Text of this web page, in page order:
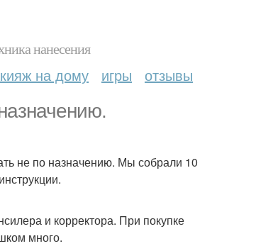
нанесения
на дому игры отзывы
не по назначению. Мы собрали 10
и корректора. При покупке
много.